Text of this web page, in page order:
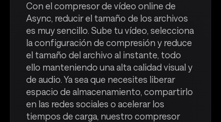
Con el compresor de vídeo online de
Async, reducir el tamaño de los archivos
es muy sencillo. Sube tu vídeo, selecciona
la configuración de compresión y reduce
el tamaño del archivo al instante, todo
ello manteniendo una alta calidad visual y
de audio. Ya sea que necesites liberar
espacio de almacenamiento, compartirlo
en las redes sociales o acelerar los
tiempos de carga, nuestro compresor